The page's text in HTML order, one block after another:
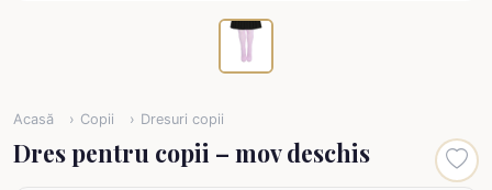
Acasă Copii Dresuri copii
Dres pentru copii – mov deschis